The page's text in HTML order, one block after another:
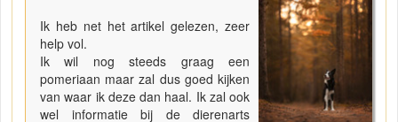
Ik heb net het artikel gelezen, zeer
help vol.
Ik wil nog steeds graag een
pomeriaan maar zal dus goed kijken
van waar ik deze dan haal. Ik zal ook
wel informatie bij de dierenarts